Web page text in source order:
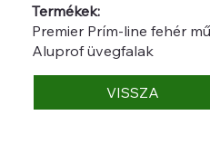
Termékek:
Premier Prím-line fehér
Aluprof üvegfalak
VISSZA